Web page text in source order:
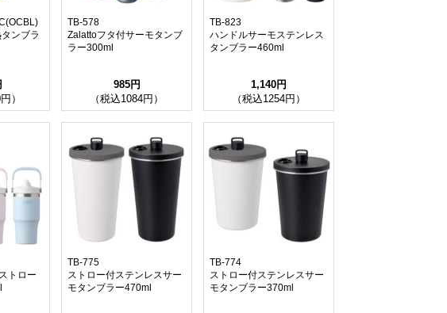
ンブラ
）
TB-578
Zalattoフタ付サーモタンブ
ラー300ml
985円
（税込1084円）
TB-823
ハンドルサーモステンレス
タンブラー460ml
1,140円
（税込1254円）
トロー
TB-775
ストロー付ステンレスサー
モタンブラー470ml
TB-774
ストロー付ステンレスサー
モタンブラー370ml